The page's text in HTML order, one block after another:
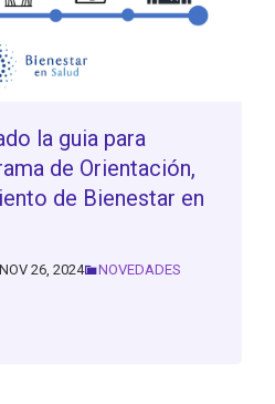
la guia para
de Orientación,
de Bienestar en
NOV 26, 2024 NOVEDADES